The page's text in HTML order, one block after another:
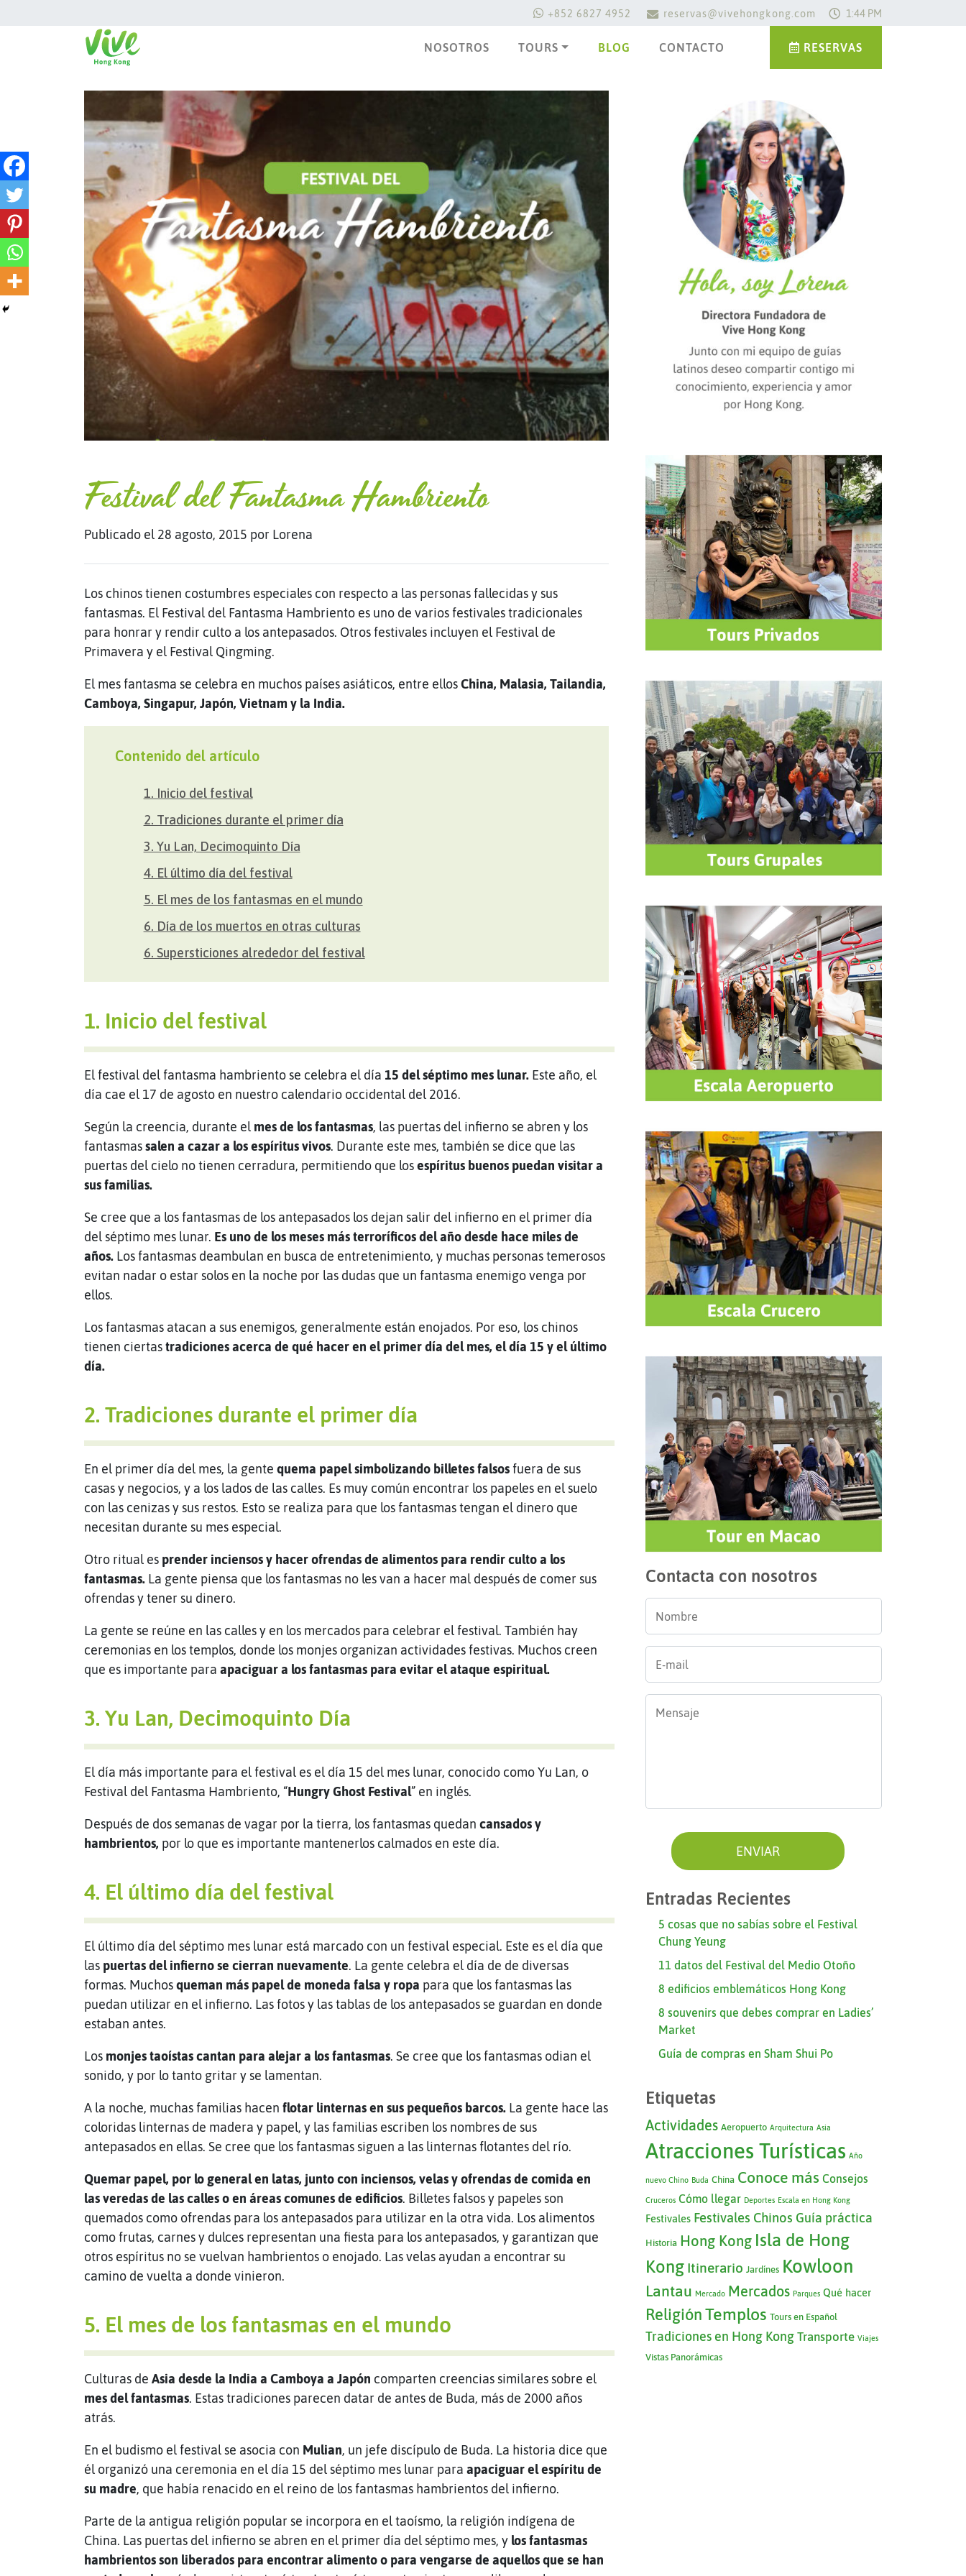
+852 6827 4952 reservas@vivehongkong.com 1:44 PM
NOSOTROS TOURS BLOG CONTACTO RESERVAS
Festival del Fantasma Hambriento
Publicado el 28 agosto, 2015 por Lorena
Los chinos tienen costumbres especiales con respecto a las personas fallecidas y sus
fantasmas. El Festival del Fantasma Hambriento es uno de varios festivales tradicionales
para honrar y rendir culto a los antepasados. Otros festivales incluyen el Festival de
Primavera y el Festival Qingming.
El mes fantasma se celebra en muchos países asiáticos, entre ellosChina, Malasia, Tailandia,
Camboya, Singapur, Japón, Vietnam y la India.
Contenido del artículo
1. Inicio del festival
2. Tradiciones durante el primer día
3. Yu Lan, Decimoquinto Día
4. El último día del festival
5. El mes de los fantasmas en el mundo
6. Día de los muertos en otras culturas
6. Supersticiones alrededor del festival
1. Inicio del festival
El festival del fantasma hambriento se celebra el día 15 del séptimo mes lunar. Este año, el
día cae el 17 de agosto en nuestro calendario occidental del 2016.
Según la creencia, durante el mes de los fantasmas, las puertas del infierno se abren y los
fantasmassalen a cazar a los espíritus vivos. Durante este mes, también se dice que las
puertas del cielo no tienen cerradura, permitiendo que losespíritus buenos puedan visitar a
sus familias.
Se cree que a los fantasmas de los antepasados los dejan salir del infierno en el primer día
del séptimo mes lunar. Es uno de los meses más terroríficos del año desde hace miles de
años. Los fantasmas deambulan en busca de entretenimiento, y muchas personas temerosos
evitan nadar o estar solos en la noche por las dudas que un fantasma enemigo venga por
ellos.
Los fantasmas atacan a sus enemigos, generalmente están enojados. Por eso, los chinos
tienen ciertastradiciones acerca de qué hacer en el primer día del mes, el día 15 y el último
día.
2. Tradiciones durante el primer día
En el primer día del mes, la gente quema papel simbolizando billetes falsos fuera de sus
casas y negocios, y a los lados de las calles. Es muy común encontrar los papeles en el suelo
con las cenizas y sus restos. Esto se realiza para que los fantasmas tengan el dinero que
necesitan durante su mes especial.
Otro ritual es prender inciensos y hacer ofrendas de alimentos para rendir culto a los
fantasmas. La gente piensa que los fantasmas no les van a hacer mal después de comer sus
ofrendas y tener su dinero.
La gente se reúne en las calles y en los mercados para celebrar el festival. También hay
ceremonias en los templos, donde los monjes organizan actividades festivas. Muchos creen
que es importante para apaciguar a los fantasmas para evitar el ataque espiritual.
3. Yu Lan, Decimoquinto Día
El día más importante para el festival es el día 15 del mes lunar, conocido como Yu Lan, o
Festival del Fantasma Hambriento, “Hungry Ghost Festival” en inglés.
Después de dos semanas de vagar por la tierra, los fantasmas quedan cansados y
hambrientos, por lo que es importante mantenerlos calmados en este día.
4. El último día del festival
El último día del séptimo mes lunar está marcado con un festival especial. Este es el día que
las puertas del infierno se cierran nuevamente. La gente celebra el día de de diversas
formas. Muchosqueman más papel de moneda falsa y ropa para que los fantasmas las
puedan utilizar en el infierno. Las fotos y las tablas de los antepasados se guardan en donde
estaban antes.
Los monjes taoístas cantan para alejar a los fantasmas. Se cree que los fantasmas odian el
sonido, y por lo tanto gritar y se lamentan.
A la noche, muchas familias hacen flotar linternas en sus pequeños barcos. La gente hace las
coloridas linternas de madera y papel, y las familias escriben los nombres de sus
antepasados en ellas. Se cree que los fantasmas siguen a las linternas flotantes del río.
Quemar papel, por lo general en latas, junto con inciensos, velas y ofrendas de comida en
las veredas de las calles o en áreas comunes de edificios. Billetes falsos y papeles son
quemados como ofrendas para los antepasados para utilizar en la otra vida. Los alimentos
como frutas, carnes y dulces representan una fiesta para los antepasados, y garantizan que
otros espíritus no se vuelvan hambrientos o enojado. Las velas ayudan a encontrar su
camino de vuelta a donde vinieron.
5. El mes de los fantasmas en el mundo
Culturas de Asia desde la India a Camboya a Japón comparten creencias similares sobre el
mes del fantasmas. Estas tradiciones parecen datar de antes de Buda, más de 2000 años
atrás.
En el budismo el festival se asocia con Mulian, un jefe discípulo de Buda. La historia dice que
él organizó una ceremonia en el día 15 del séptimo mes lunar para apaciguar el espíritu de
su madre, que había renacido en el reino de los fantasmas hambrientos del infierno.
Parte de la antigua religión popular se incorpora en el taoísmo, la religión indígena de
China. Las puertas del infierno se abren en el primer día del séptimo mes, y los fantasmas
hambrientos son liberados para encontrar alimento o para vengarse de aquellos que se han
Contacta con nosotros
mail *
Entradas Recientes
5 cosas que no sabías sobre el Festival
Chung Yeung
11 datos del Festival del Medio Otoño
8 edificios emblemáticos Hong Kong
8 souvenirs que debes comprar en Ladies’
Market
Guía de compras en Sham Shui Po
Etiquetas
Actividades Aeropuerto Arquitectura Asia
Atracciones Turísticas Año
nuevo Chino Buda China Conoce más Consejos
Cruceros Cómo llegar Deportes Escala en Hong Kong
Festivales Festivales Chinos Guía práctica
Historia Hong Kong Isla de Hong
Kong Itinerario Jardínes Kowloon
Lantau Mercado Mercados Parques Qué hacer
Religión Templos Tours en Español
Tradiciones en Hong Kong Transporte Viajes
Vistas Panorámicas